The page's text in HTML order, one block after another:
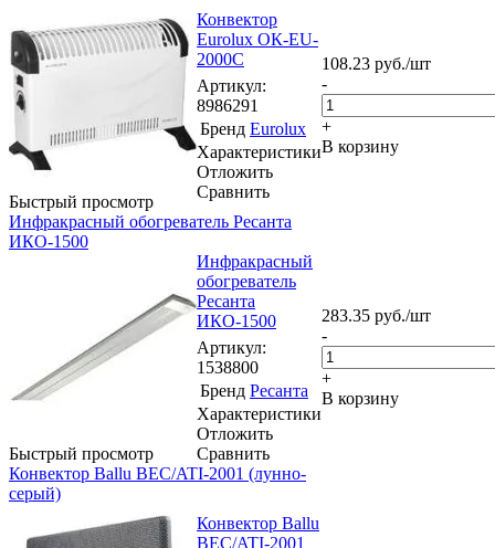
Быстрый просмотр
Конвектор
Eurolux ОК-EU-
2000C
Артикул:
8986291
Бренд Eurolux
Характеристики
Отложить
Сравнить
108.23 руб./шт
-
+
В корзину
Инфракрасный обогреватель Ресанта
ИКО-1500
Быстрый просмотр
Инфракрасный
обогреватель
Ресанта
ИКО-1500
Артикул:
1538800
Бренд Ресанта
Характеристики
Отложить
Сравнить
283.35 руб./шт
-
+
В корзину
Конвектор Ballu BEC/ATI-2001 (лунно-
серый)
Конвектор Ballu
BEC/ATI-2001